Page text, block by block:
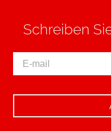
Schreiben